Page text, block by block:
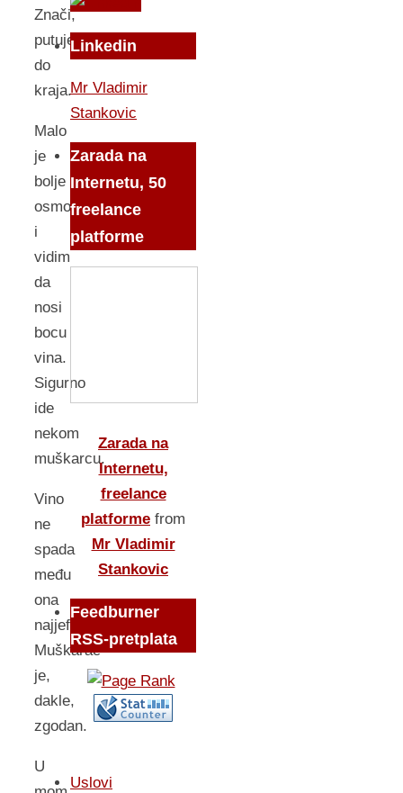
Znači,
putuje
do
kraja.
Malo
je
bolje
osmotrim
i
vidim
da
nosi
bocu
vina.
Sigurno
ide
nekom
muškarcu.
Vino
ne
spada
među
ona
najjeftinija.
Muškarac
je,
dakle,
zgodan.
U
Linkedin
Mr Vladimir
Stankovic
Zarada na
Internetu, 50
freelance
platforme
Zarada na
Internetu,
freelance
platforme from
Mr Vladimir
Stankovic
Feedburner
RSS-pretplata
Uslovi